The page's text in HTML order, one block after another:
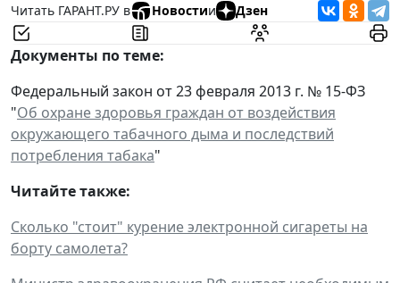
Читать ГАРАНТ.РУ в
Новостии Дзен
Документы по теме:
Федеральный закон от 23 февраля 2013 г. № 15-ФЗ
"Об охране здоровья граждан от воздействия
окружающего табачного дыма и последствий
потребления табака"
Читайте также:
Сколько "стоит" курение электронной сигареты на
борту самолета?